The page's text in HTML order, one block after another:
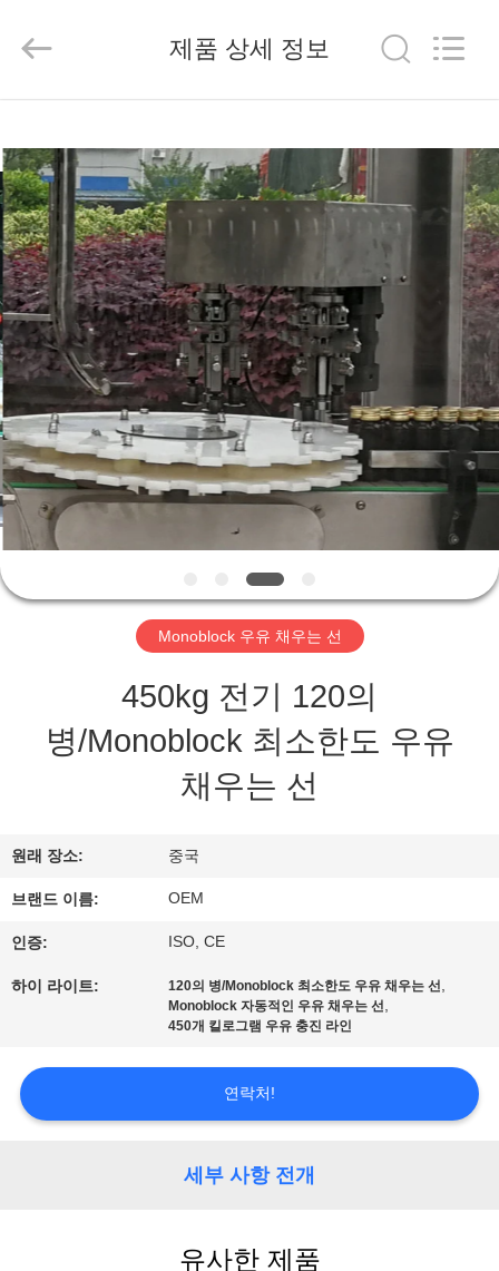
정
제
품
저
희
에
관
하
여
저
Road
Enterprise
Co.,LTD.
제품 상세 정보
Monoblock 우유 채우는 선
450kg 전기 120의
병/Monoblock 최소한도 우유
채우는 선
원래 장소: 중국
브랜드 이름: OEM
인증: ISO, CE
하이 라이트: 120의 병/Monoblock 최소한도 우유 채우는 선,
Monoblock 자동적인 우유 채우는 선,
450개 킬로그램 우유 충진 라인
연락처!
세부 사항 전개
유사한 제품